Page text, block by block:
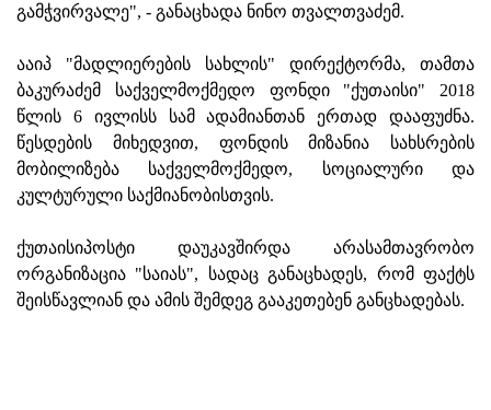
გამჭვირვალე", - განაცხადა ნინო თვალთვაძემ.
ააიპ "მადლიერების სახლის" დირექტორმა, თამთა
ბაკურაძემ საქველმოქმედო ფონდი "ქუთაისი" 2018
წლის 6 ივლისს სამ ადამიანთან ერთად დააფუძნა.
წესდების მიხედვით, ფონდის მიზანია სახსრების
მობილიზება საქველმოქმედო, სოციალური და
კულტურული საქმიანობისთვის.
ქუთაისიპოსტი დაუკავშირდა არასამთავრობო
ორგანიზაცია "საიას", სადაც განაცხადეს, რომ ფაქტს
შეისწავლიან და ამის შემდეგ გააკეთებენ განცხადებას.